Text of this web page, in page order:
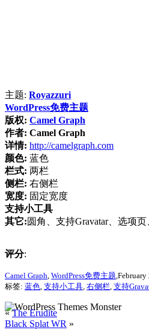
主题: Royazzuri
WordPress免费主题
版权: Camel Graph
作者: Camel Graph
详情: http://camelgraph.com
颜色: 蓝色
栏式: 两栏
侧栏: 右侧栏
宽度: 固定宽度
支持小工具
其它:圆角、支持Gravatar、选项页
评分:
Camel Graph WordPress免费主题
标签: 蓝色 支持小工具 右侧栏 支持
«The Erudite
Black Splat WR »